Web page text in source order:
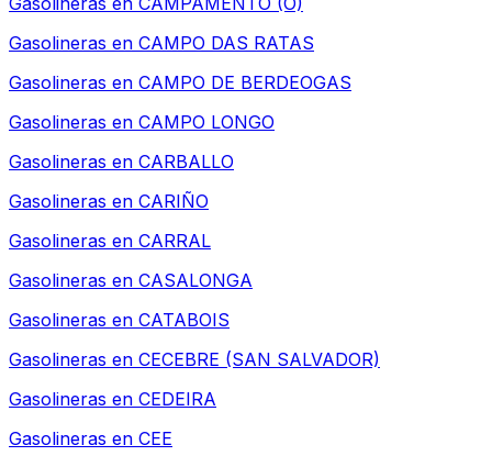
Gasolineras en CAMPO DAS RATAS
Gasolineras en CAMPO DE BERDEOGAS
Gasolineras en CAMPO LONGO
Gasolineras en CARBALLO
Gasolineras en CARIÑO
Gasolineras en CARRAL
Gasolineras en CASALONGA
Gasolineras en CATABOIS
Gasolineras en CECEBRE (SAN SALVADOR)
Gasolineras en CEDEIRA
Gasolineras en CEE